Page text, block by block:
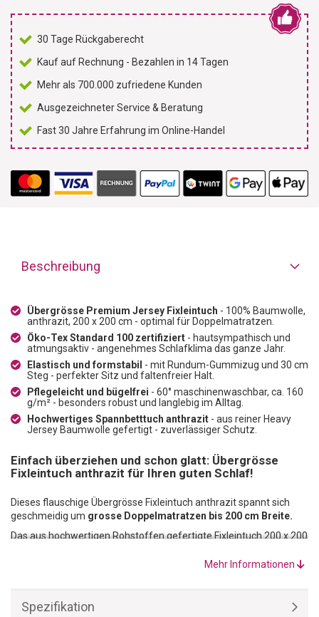
30 Tage Rückgaberecht
Kauf auf Rechnung - Bezahlen in 14 Tagen
Mehr als 700.000 zufriedene Kunden
Ausgezeichneter Service & Beratung
Fast 30 Jahre Erfahrung im Online-Handel
Beschreibung
Übergrösse Premium Jersey Fixleintuch - 100% Baumwolle,
anthrazit, 200 x 200 cm - optimal für Doppelmatratzen.
Öko-Tex Standard 100 zertifiziert - hautsympathisch und
atmungsaktiv - angenehmes Schlafklima das ganze Jahr.
Elastisch und formstabil - mit Rundum-Gummizug und 30 cm
Steg - perfekter Sitz und faltenfreier Halt.
Pflegeleicht und bügelfrei - 60° maschinenwaschbar, ca. 160
g/m² - besonders robust und langlebig im Alltag.
Hochwertiges Spannbetttuch anthrazit - aus reiner Heavy
Jersey Baumwolle gefertigt - zuverlässiger Schutz.
Einfach überziehen und schon glatt: Übergrösse
Fixleintuch anthrazit für Ihren guten Schlaf!
Dieses flauschige Übergrösse Fixleintuch anthrazit spannt sich
geschmeidig um grosse Doppelmatratzen bis 200 cm Breite.
Das aus hochwertigen Rohstoffen gefertigte Fixleintuch 200 x 200
ein angenehmes Schlafklima in jeder Jahreszeit.Mehr Informationen
Spezifikation